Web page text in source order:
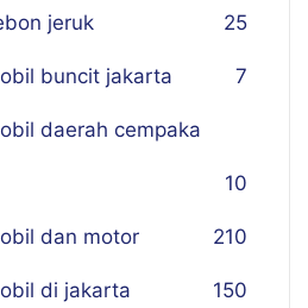
jeruk 25
buncit jakarta 7
daerah cempaka
10
dan motor 210
di jakarta 150